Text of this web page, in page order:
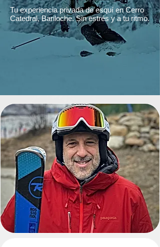
Tu experiencia privada de esquí en Cerro
Catedral, Bariloche. Sin estrés y a tu ritmo.